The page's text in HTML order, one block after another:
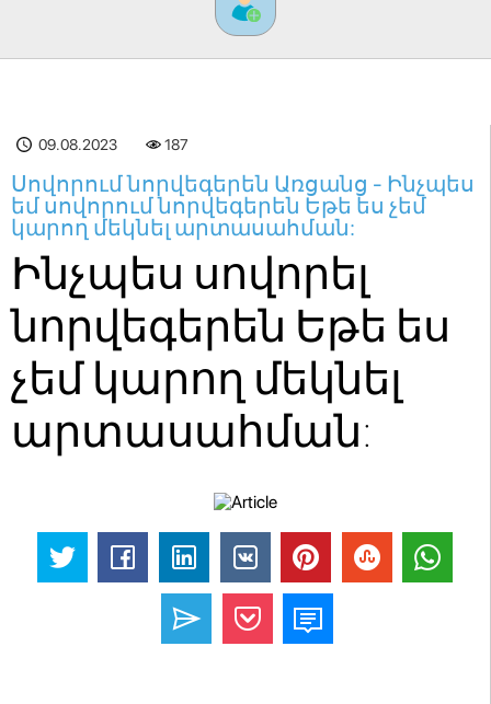
09.08.2023 187
Սովորում նորվեգերեն Առցանց - Ինչպես
եմ սովորում նորվեգերեն Եթե ես չեմ
կարող մեկնել արտասահման:
Ինչպես սովորել
նորվեգերեն Եթե ես
չեմ կարող մեկնել
արտասահման: